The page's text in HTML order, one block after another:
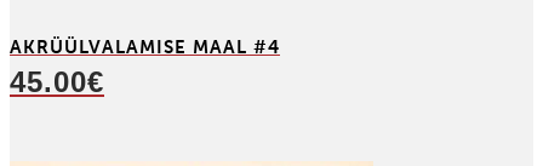
AKRÜÜL­VALAMISE MAAL #4
45.00€